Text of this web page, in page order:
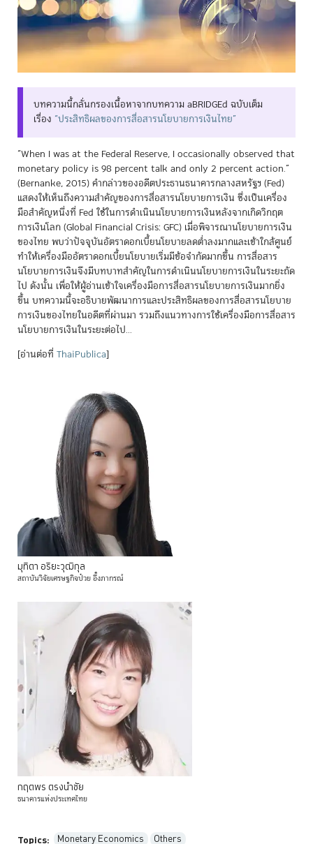
บทความนี้กลั่นกรองเนื้อหาจากบทความ aBRIDGEd ฉบับเต็ม
เรื่อง “ประสิทธิผลของการสื่อสารนโยบายการเงินไทย”
“When I was at the Federal Reserve, I occasionally observed that
monetary policy is 98 percent talk and only 2 percent action.”
(Bernanke, 2015) คำกล่าวของอดีตประธานธนาคารกลางสหรัฐฯ (Fed)
แสดงให้เห็นถึงความสำคัญของการสื่อสารนโยบายการเงิน ซึ่งเป็นเครื่อง
มือสำคัญหนึ่งที่ Fed ใช้ในการดำเนินนโยบายการเงินหลังจากเกิดวิกฤต
การเงินโลก (Global Financial Crisis: GFC) เมื่อพิจารณานโยบายการเงิน
ของไทย พบว่าปัจจุบันอัตราดอกเบี้ยนโยบายลดต่ำลงมากและเข้าใกล้ศูนย์
ทำให้เครื่องมืออัตราดอกเบี้ยนโยบายเริ่มมีข้อจำกัดมากขึ้น การสื่อสาร
นโยบายการเงินจึงมีบทบาทสำคัญในการดำเนินนโยบายการเงินในระยะถัด
ไป ดังนั้น เพื่อให้ผู้อ่านเข้าใจเครื่องมือการสื่อสารนโยบายการเงินมากยิ่ง
ขึ้น บทความนี้จะอธิบายพัฒนาการและประสิทธิผลของการสื่อสารนโยบาย
การเงินของไทยในอดีตที่ผ่านมา รวมถึงแนวทางการใช้เครื่องมือการสื่อสาร
นโยบายการเงินในระยะต่อไป...
[อ่านต่อที่ ThaiPublica]
มุทิตา อริยะวุฒิกุล
สถาบันวิจัยเศรษฐกิจป๋วยอึ๊งภากรณ์
กฤตพร ตรงนำชัย
ธนาคารแห่งประเทศไทย
Topics: Monetary Economics Others